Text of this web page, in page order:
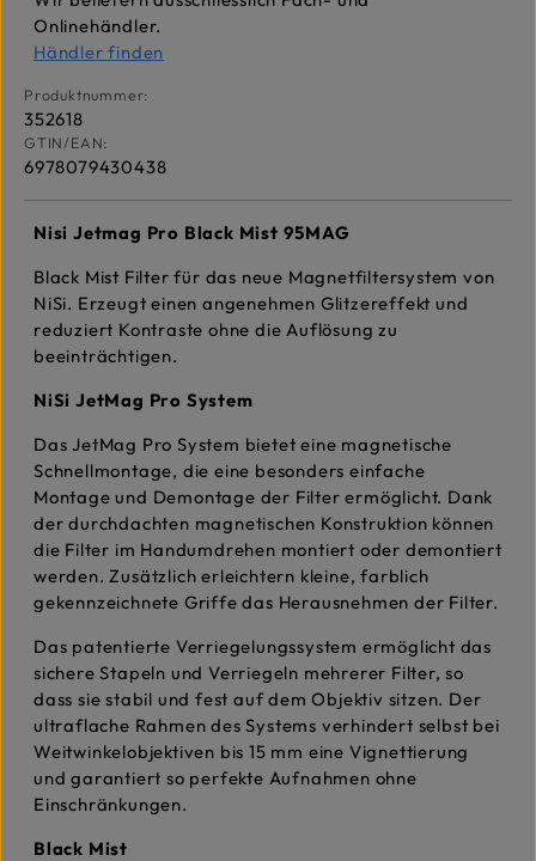
Onlinehändler.
Händler finden
Produktnummer:
352618
GTIN/EAN:
6978079430438
Nisi Jetmag Pro Black Mist 95MAG
Black Mist Filter für das neue Magnetfiltersystem von
NiSi. Erzeugt einen angenehmen Glitzereffekt und
reduziert Kontraste ohne die Auflösung zu
beeinträchtigen.
NiSi JetMag Pro System
Das JetMag Pro System bietet eine magnetische
Schnellmontage, die eine besonders einfache
Montage und Demontage der Filter ermöglicht. Dank
der durchdachten magnetischen Konstruktion können
die Filter im Handumdrehen montiert oder demontiert
werden. Zusätzlich erleichtern kleine, farblich
gekennzeichnete Griffe das Herausnehmen der Filter.
Das patentierte Verriegelungssystem ermöglicht das
sichere Stapeln und Verriegeln mehrerer Filter, so
dass sie stabil und fest auf dem Objektiv sitzen. Der
ultraflache Rahmen des Systems verhindert selbst bei
Weitwinkelobjektiven bis 15 mm eine Vignettierung
und garantiert so perfekte Aufnahmen ohne
Einschränkungen.
Black Mist